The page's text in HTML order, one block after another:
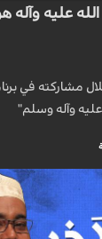
عليه وآله
مشاركته في
وآله وسلم"